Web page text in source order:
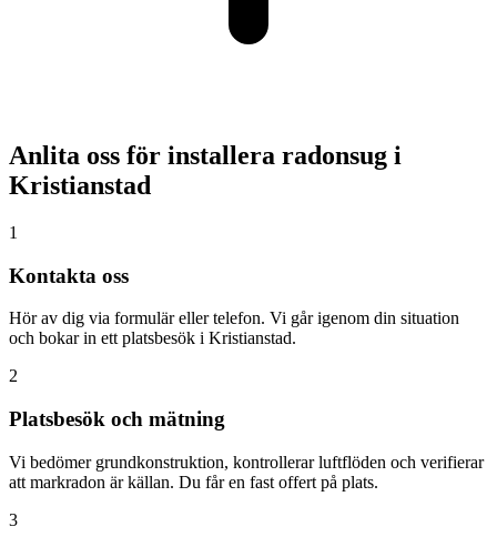
Anlita oss för installera radonsug i
Kristianstad
1
Kontakta oss
Hör av dig via formulär eller telefon. Vi går igenom din situation
och bokar in ett platsbesök i Kristianstad.
2
Platsbesök och mätning
Vi bedömer grundkonstruktion, kontrollerar luftflöden och verifierar
att markradon är källan. Du får en fast offert på plats.
3